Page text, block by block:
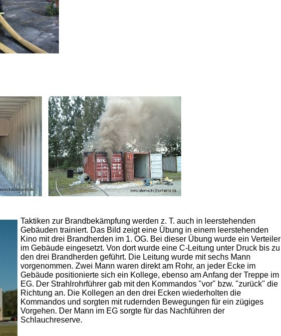
Taktiken zur Brandbekämpfung werden z. T. auch in leerstehenden
Gebäuden trainiert. Das Bild zeigt eine Übung in einem leerstehenden
Kino mit drei Brandherden im 1. OG. Bei dieser Übung wurde ein Verteiler
im Gebäude eingesetzt. Von dort wurde eine C-Leitung unter Druck bis zu
den drei Brandherden geführt. Die Leitung wurde mit sechs Mann
vorgenommen. Zwei Mann waren direkt am Rohr, an jeder Ecke im
Gebäude positionierte sich ein Kollege, ebenso am Anfang der Treppe im
EG. Der Strahlrohrführer gab mit den Kommandos "vor" bzw. "zurück" die
Richtung an. Die Kollegen an den drei Ecken wiederholten die
Kommandos und sorgten mit rudernden Bewegungen für ein zügiges
Vorgehen. Der Mann im EG sorgte für das Nachführen der
Schlauchreserve.